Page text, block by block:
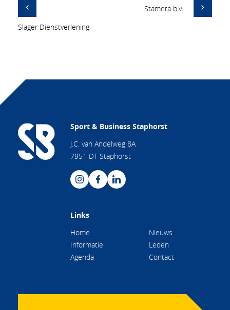
Slager Dienstverlening
Stameta b.v.
Sport & Business Staphorst
J.C. van Andelweg 8A
7951 DT Staphorst
Links
Home
Informatie
Agenda
Nieuws
Leden
Contact